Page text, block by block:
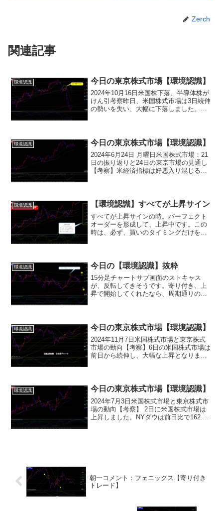
Zerch
関連記事
環境認識 今日の東京株式市場【環境認識】
2024年10月16日米国株下落、半導体株が
けん引考察昨日、米国株式市場は3日続伸
の勢いを失い、大幅に下落しました。特
に売り...
環境認識 今日の東京株式市場【環境認識】
2024年6月24日 月曜日米国株式市場：21
日の振り返りと24日の東京市場の見通し
【考察】米経済指標は好悪入り混じる。6
念も浮...
環境認識 【環境認識】すべてが上昇サイン
すべてが上昇サインの時。パーフェクト
オーダーを形成して、上昇中です。この
時は、必ず、買いのタイミングだけを探
となります。
環境認識 今日の【環境認識】抜粋
15分足チャートサブ画面のストキャス
が、反転してきそうです。寄り付き、上
昇で開始してくれたなら、周期通りの動
が、買いサイン発生後...
環境認識 今日の東京株式市場【環境認識】
2024年11月7日米国株式市場と東京株式
市場の動向【考察】6日の米国株式市場は
前日から続伸し、大幅な上昇となりまし
環境認識 今日の東京株式市場【環境認識】
2024年7月3日米国株式市場と東京株式市
場の動向【考察】 2日に米国株式市場は
上昇しました。NYダウは前日比で162.33
朝一コメント：フェニックス【寄り付き
トレード】